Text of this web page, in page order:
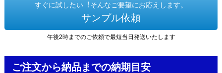
すぐに試したい︕そんなご要望にお応えします。
サンプル依頼
午後2時までのご依頼で最短当日発送いたします
ご注文から納品までの納期目安